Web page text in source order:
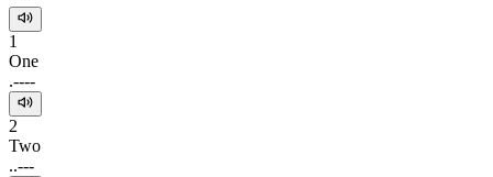
1
One
.----
2
Two
..---